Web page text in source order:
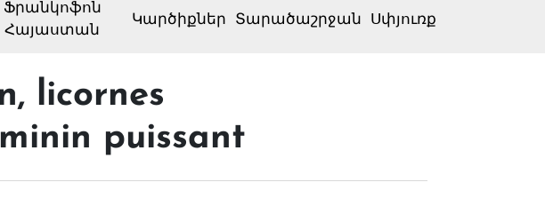
Ֆրանկոֆոն
Հայաստան
Կարծիքներ Տարածաշրջան Սփյուռք
licornes
puissant